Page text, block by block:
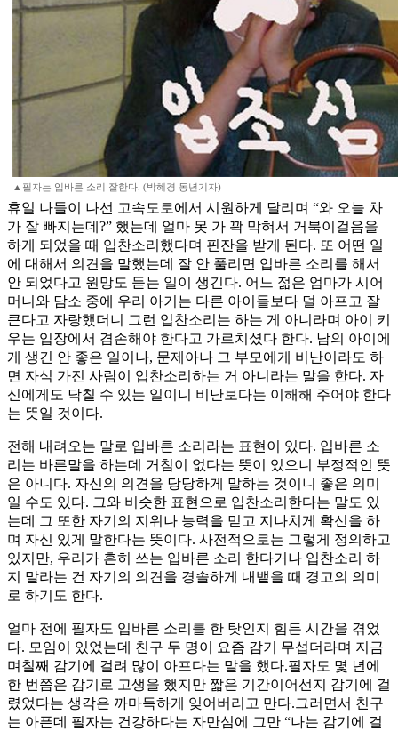
▲필자는 입바른 소리 잘한다. (박혜경 동년기자)
휴일 나들이 나선 고속도로에서 시원하게 달리며 “와 오늘 차
가 잘 빠지는데?” 했는데 얼마 못 가 꽉 막혀서 거북이걸음을
하게 되었을 때 입찬소리했다며 핀잔을 받게 된다. 또 어떤 일
에 대해서 의견을 말했는데 잘 안 풀리면 입바른 소리를 해서
안 되었다고 원망도 듣는 일이 생긴다. 어느 젊은 엄마가 시어
머니와 담소 중에 우리 아기는 다른 아이들보다 덜 아프고 잘
큰다고 자랑했더니 그런 입찬소리는 하는 게 아니라며 아이 키
우는 입장에서 겸손해야 한다고 가르치셨다 한다. 남의 아이에
게 생긴 안 좋은 일이나, 문제아나 그 부모에게 비난이라도 하
면 자식 가진 사람이 입찬소리하는 거 아니라는 말을 한다. 자
신에게도 닥칠 수 있는 일이니 비난보다는 이해해 주어야 한다
는 뜻일 것이다.
전해 내려오는 말로 입바른 소리라는 표현이 있다. 입바른 소
리는 바른말을 하는데 거침이 없다는 뜻이 있으니 부정적인 뜻
은 아니다. 자신의 의견을 당당하게 말하는 것이니 좋은 의미
일 수도 있다. 그와 비슷한 표현으로 입찬소리한다는 말도 있
는데 그 또한 자기의 지위나 능력을 믿고 지나치게 확신을 하
며 자신 있게 말한다는 뜻이다. 사전적으로는 그렇게 정의하고
있지만, 우리가 흔히 쓰는 입바른 소리 한다거나 입찬소리 하
지 말라는 건 자기의 의견을 경솔하게 내뱉을 때 경고의 의미
로 하기도 한다.
얼마 전에 필자도 입바른 소리를 한 탓인지 힘든 시간을 겪었
다. 모임이 있었는데 친구 두 명이 요즘 감기 무섭더라며 지금
며칠째 감기에 걸려 많이 아프다는 말을 했다.필자도 몇 년에
한 번쯤은 감기로 고생을 했지만 짧은 기간이어선지 감기에 걸
렸었다는 생각은 까마득하게 잊어버리고 만다.그러면서 친구
는 아픈데 필자는 건강하다는 자만심에 그만 “나는 감기에 걸